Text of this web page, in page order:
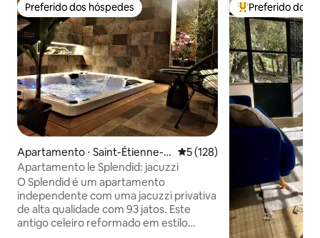
Preferido dos hóspedes
Preferido dos hóspedes
Apartamento ⋅ Saint-Étienne-d
es-Sorts
5 de uma avaliação média de
5 (128)
Apartamento le Splendid: jacuzzi
O Splendid é um apartamento
independente com uma jacuzzi privativa
de alta qualidade com 93 jatos. Este
antigo celeiro reformado em estilo
Entre os
Preferido dos